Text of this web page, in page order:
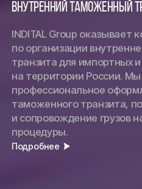
Внутренний таможенный
INDITAL Group оказывает
по организации
транзита для импортных
на территории России.
профессиональное
таможенного транзита,
и сопровождение грузов
процедуры.
Подробнее